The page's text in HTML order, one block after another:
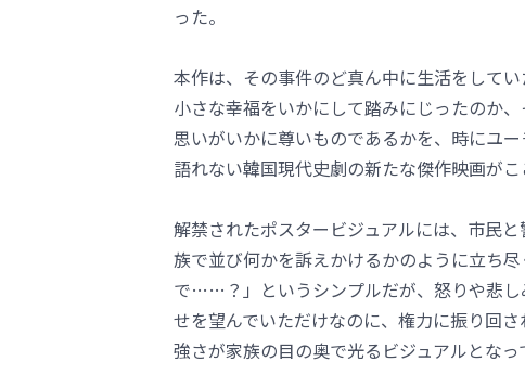
った。
本作は、その事件のど真ん中に生活をして
小さな幸福をいかにして踏みにじったのか
思いがいかに尊いものであるかを、時にユ
語れない韓国現代史劇の新たな傑作映画がこ
解禁されたポスタービジュアルには、市民
族で並び何かを訴えかけるかのように立ち
で……？」というシンプルだが、怒りや悲し
せを望んでいただけなのに、権力に振り回
強さが家族の目の奥で光るビジュアルとなっ